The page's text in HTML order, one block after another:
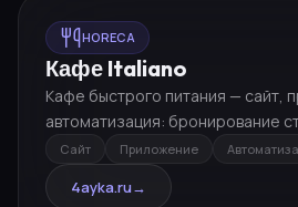
HORECA
Кафе Italiano
Кафе быстрого питания — сайт,
автоматизация: бронирование
Сайт Приложение
4ayka.ru→